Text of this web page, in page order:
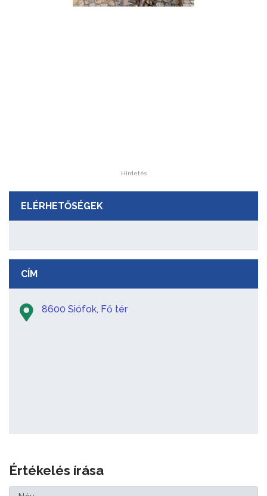
Hirdetés
ELÉRHETŐSÉGEK
CÍM
8600 Siófok, Fő tér
Értékelés írása